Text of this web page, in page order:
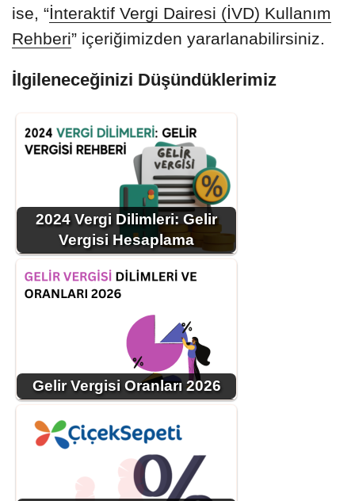
ise, “İnteraktif Vergi Dairesi (İVD) Kullanım
Rehberi” içeriğimizden yararlanabilirsiniz.
İlgileneceğinizi Düşündüklerimiz
2024 Vergi Dilimleri: Gelir
Vergisi Hesaplama
Gelir Vergisi Oranları 2026